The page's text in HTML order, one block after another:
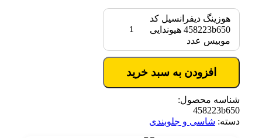
هوزینگ دیفرانسیل کد
458223b650 هیوندایی
موبیس عدد
افزودن به سبد خرید
شناسه محصول:
458223b650
دسته: شاسی و جلوبندی